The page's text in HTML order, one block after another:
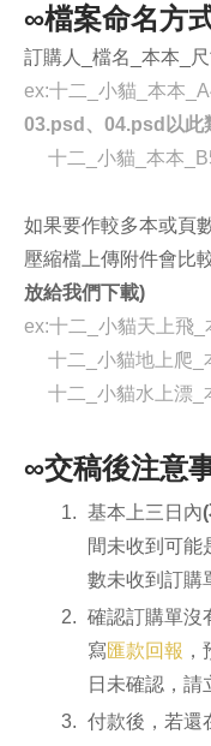
∞檔案命名方
訂購人_檔名_本本_
ex:十二_小貓_本本
03.psd、04.psd以此
十二_小貓_本本
如果要作較多本或頁
壓縮檔上傳附件會比
放給我們下載)
ex:十二_小貓天上飛
十二_小貓地上爬_
十二_小貓水上漂_
∞交稿後注意
基本上三日內
間未收到可能
數未收到訂購
確認訂購單沒
寫匯款回報
日未確認，請
付款後，若還